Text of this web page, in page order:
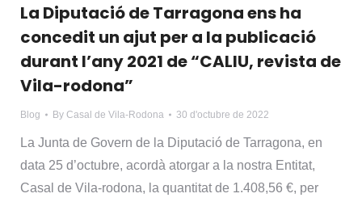
La Diputació de Tarragona ens ha
concedit un ajut per a la publicació
durant l’any 2021 de “CALIU, revista de
Vila-rodona”
Blog By Casal de Vila-Rodona 30 d'octubre de 2022
La Junta de Govern de la Diputació de Tarragona, en
data 25 d’octubre, acordà atorgar a la nostra Entitat,
Casal de Vila-rodona, la quantitat de 1.408,56 €, per